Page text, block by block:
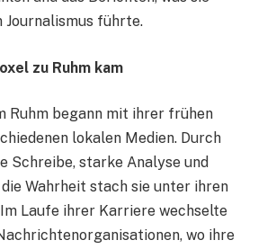
Journalismus führte.
zu Ruhm kam
Ruhm begann mit ihrer frühen
lokalen Medien. Durch
Schreibe, starke Analyse und
Wahrheit stach sie unter ihren
Laufe ihrer Karriere wechselte
wo ihre